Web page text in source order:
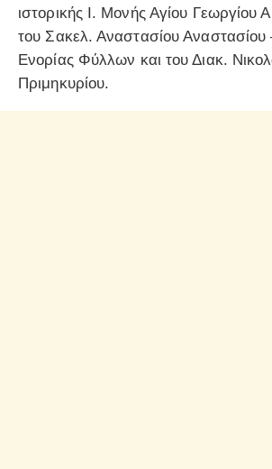
ιστορικής Ι. Μονής Αγίου
του Σακελ. Αναστασίου Αναστασίου
Ενορίας Φύλλων και του Διακ.
Πριμηκυρίου.